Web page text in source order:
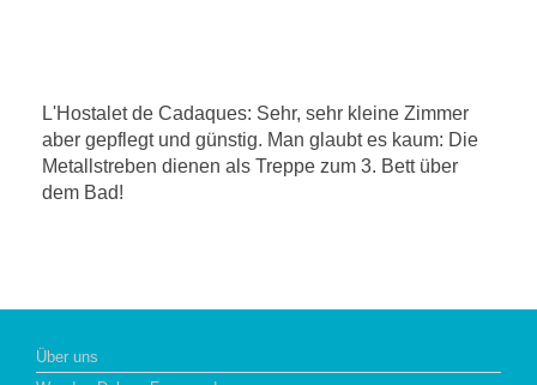
L'Hostalet de Cadaques: Sehr, sehr kleine Zimmer
aber gepflegt und günstig. Man glaubt es kaum: Die
Metallstreben dienen als Treppe zum 3. Bett über
dem Bad!
Über uns